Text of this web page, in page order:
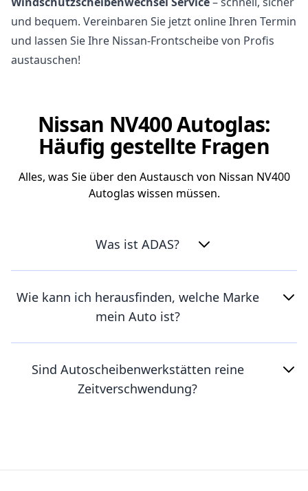
und bequem. Vereinbaren Sie jetzt online Ihren Termin
und lassen Sie Ihre Nissan-Frontscheibe von Profis
austauschen!
Nissan NV400 Autoglas:
Häufig gestellte Fragen
Alles, was Sie über den Austausch von Nissan NV400
Autoglas wissen müssen.
Was ist ADAS?
Wie kann ich herausfinden, welche Marke
mein Auto ist?
Sind Autoscheibenwerkstätten reine
Zeitverschwendung?